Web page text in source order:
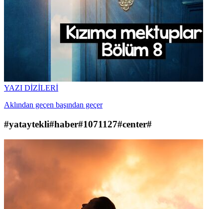
YAZI DİZİLERİ
Aklından geçen başından geçer
#yataytekli#haber#1071127#center#